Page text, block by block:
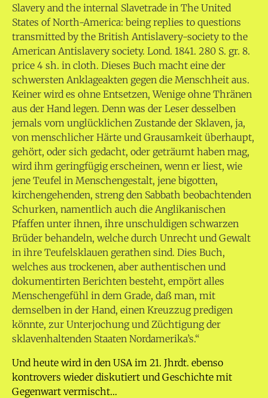
Slavery and the internal Slavetrade in The United
States of North-America: being replies to questions
transmitted by the British Antislavery-society to the
American Antislavery society. Lond. 1841. 280 S. gr. 8.
price 4 sh. in cloth. Dieses Buch macht eine der
schwersten Anklageakten gegen die Menschheit aus.
Keiner wird es ohne Entsetzen, Wenige ohne Thränen
aus der Hand legen. Denn was der Leser desselben
jemals vom unglücklichen Zustande der Sklaven, ja,
von menschlicher Härte und Grausamkeit überhaupt,
gehört, oder sich gedacht, oder geträumt haben mag,
wird ihm geringfügig erscheinen, wenn er liest, wie
jene Teufel in Menschengestalt, jene bigotten,
kirchengehenden, streng den Sabbath beobachtenden
Schurken, namentlich auch die Anglikanischen
Pfaffen unter ihnen, ihre unschuldigen schwarzen
Brüder behandeln, welche durch Unrecht und Gewalt
in ihre Teufelsklauen gerathen sind. Dies Buch,
welches aus trockenen, aber authentischen und
dokumentirten Berichten besteht, empört alles
Menschengefühl in dem Grade, daß man, mit
demselben in der Hand, einen Kreuzzug predigen
könnte, zur Unterjochung und Züchtigung der
sklavenhaltenden Staaten Nordamerika’s.“
Und heute wird in den USA im 21. Jhrdt. ebenso
kontrovers wieder diskutiert und Geschichte mit
Gegenwart vermischt…